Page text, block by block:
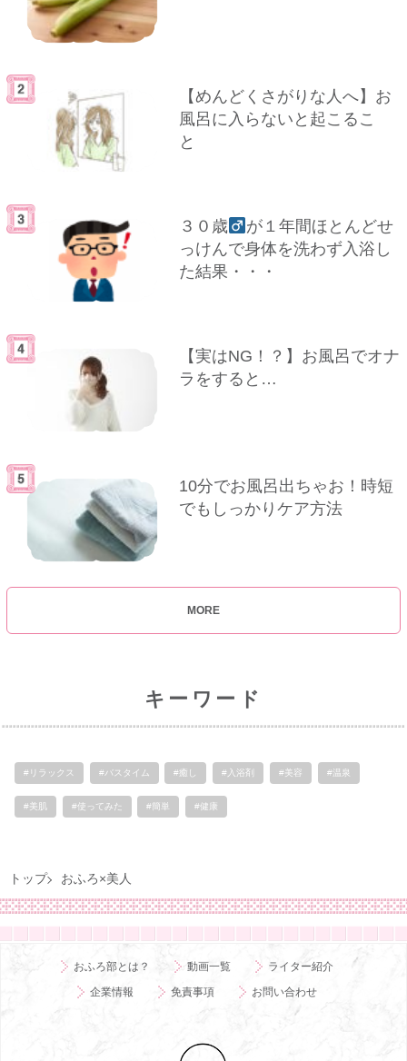
【めんどくさがりな人へ】お
風呂に入らないと起こるこ
と
３０歳
が１年間ほとんどせ
っけんで身体を洗わず入浴し
た結果・・・
【実はNG！？】お風呂でオナ
ラをすると…
10分でお風呂出ちゃお！時短
でもしっかりケア方法
MORE
キーワード
#リラックス #バスタイム #癒し #入浴剤 #美容 #温泉
#美肌 #使ってみた #簡単 #健康
トップ おふろ×美人
おふろ部とは？ 動画一覧
ライター紹介
企業情報
免責事項 お問い合わせ